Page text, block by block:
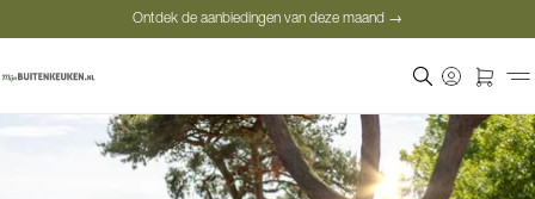
Ontdek de aanbiedingen van deze maand →
Prijsgarantie
Ontdek de aanbiedingen van deze maand →